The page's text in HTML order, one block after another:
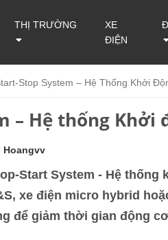
THỊ TRƯỜNG
XE
ĐIỆN
Stop System – Hệ Thống Khởi
– Hệ thống Khởi
Hoangvv
Start System - Hệ
xe điện micro hybrid
để giảm thời gian động